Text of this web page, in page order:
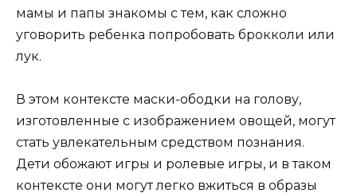
мамы и папы знакомы с тем, как сложно
уговорить ребенка попробовать брокколи или
лук.
В этом контексте маски-ободки на голову,
изготовленные с изображением овощей, могут
стать увлекательным средством познания.
Дети обожают игры и ролевые игры, и в таком
контексте они могут легко вжиться в образы